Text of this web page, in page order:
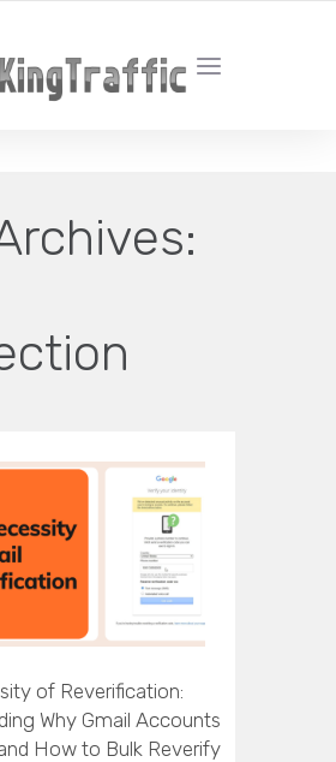
MARKETING AGENCY
of Reverification:
Why Gmail Accounts
How to Bulk Reverify